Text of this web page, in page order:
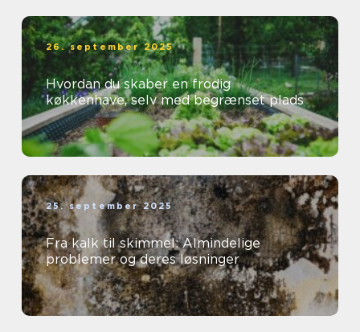
26. september 2025
Hvordan du skaber en frodig
køkkenhave, selv med begrænset plads
25. september 2025
Fra kalk til skimmel: Almindelige
problemer og deres løsninger